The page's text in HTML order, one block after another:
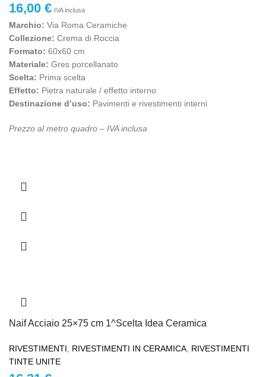
16,00 € IVA inclusa
Marchio: Via Roma Ceramiche
Collezione: Crema di Roccia
Formato: 60x60 cm
Materiale: Gres porcellanato
Scelta: Prima scelta
Effetto: Pietra naturale / effetto interno
Destinazione d’uso: Pavimenti e rivestimenti interni
Prezzo al metro quadro – IVA inclusa
Naif Acciaio 25×75 cm 1^Scelta Idea Ceramica
RIVESTIMENTI RIVESTIMENTI IN CERAMICA RIVESTIMENTI
TINTE UNITE